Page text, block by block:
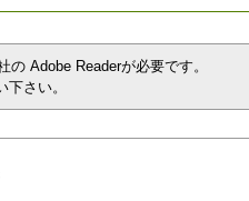
Adobe Readerが必要です。
さい。